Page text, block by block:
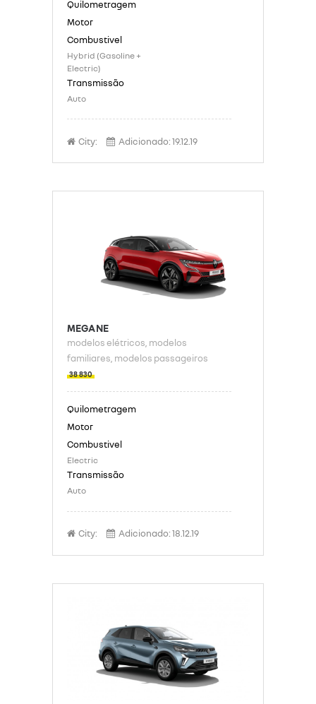
Hybrid (Gasoline +
Electric)
Auto
City: Adicionado:19.12.19
MEGANE
modelos elétricos, modelos
familiares, modelos passageiros
38 830
Electric
Auto
City: Adicionado:18.12.19